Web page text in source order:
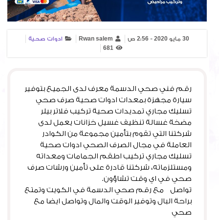
30 مايو 2020 - 2:56 ص Rwan salem
ادوات صحية
رقم فني صحي الدسمة معرف لدى الجميع بتوفير
سيارة مجهزة بمعدات ادوات صحية صرف صحي
تسليك مجاري تمديدات صحية تركيب فلاتر بيلر
مضخة غسالة تنظيف غسيل خزانات يعمل لدى
شركتنا التي تقوم بتأمين مجموعة من الكوادر
العاملة في مجال الصرف الصحي ادوات صحية
تسليك مجاري تركيب اطقم الجمامات ومعداته
ومستلزماته، شركتنا قادرة على تأمين ورشات صرف
صحي في اي وقت تشاؤون.
تواصل مع رقم صحي الدسمة في الكويت وتمتع
براحة البال وتوفير الوقت والمال وتواصل ايضا مع
صحي